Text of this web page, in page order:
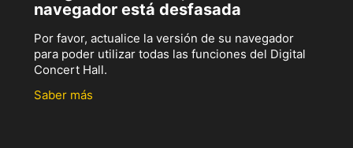
navegador está desfasada
Por favor, actualice la versión de su navegador
para poder utilizar todas las funciones del Digital
Concert Hall.
Saber más